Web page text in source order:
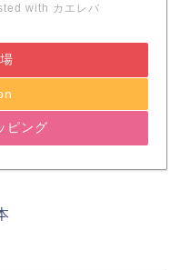
with カエレバ
ピング